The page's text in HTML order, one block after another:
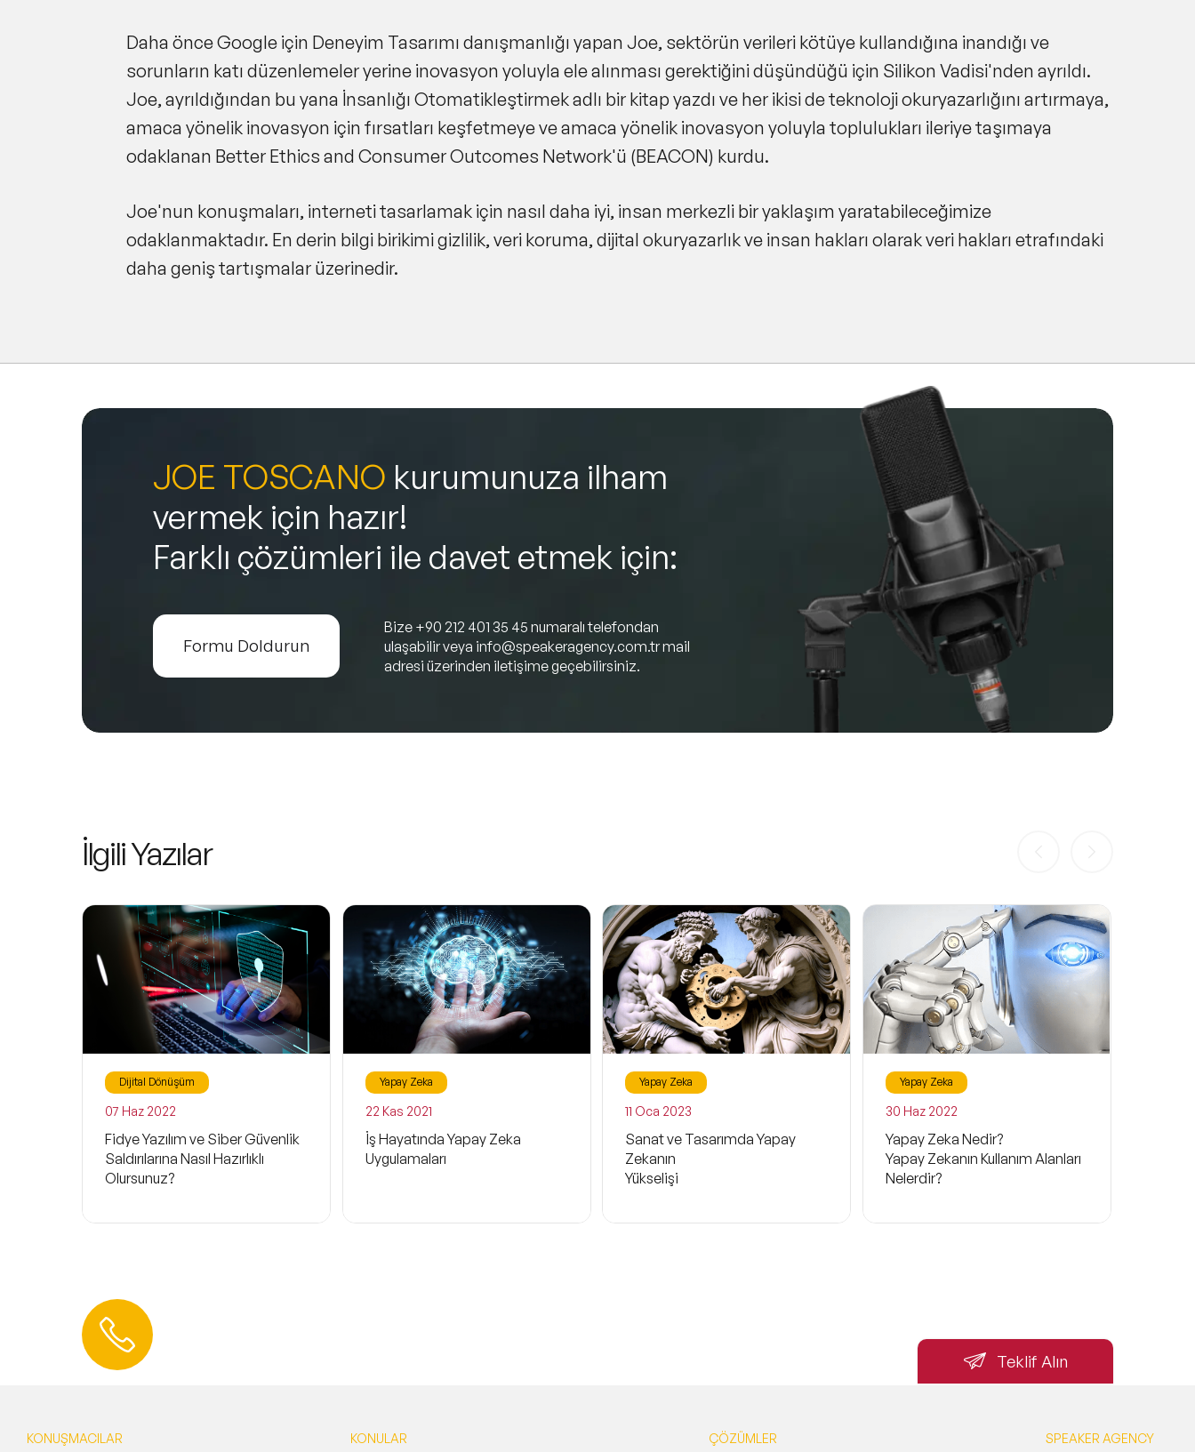
Daha önce Google için Deneyim Tasarımı danışmanlığı yapan Joe, sektörün verileri kötüye kullandığına inandığı ve
sorunların katı düzenlemeler yerine inovasyon yoluyla ele alınması gerektiğini düşündüğü için Silikon Vadisi'nden ayrıldı.
Joe, ayrıldığından bu yana İnsanlığı Otomatikleştirmek adlı bir kitap yazdı ve her ikisi de teknoloji okuryazarlığını artırmaya,
amaca yönelik inovasyon için fırsatları keşfetmeye ve amaca yönelik inovasyon yoluyla toplulukları ileriye taşımaya
odaklanan Better Ethics and Consumer Outcomes Network'ü (BEACON) kurdu.
Joe'nun konuşmaları, interneti tasarlamak için nasıl daha iyi, insan merkezli bir yaklaşım yaratabileceğimize
odaklanmaktadır. En derin bilgi birikimi gizlilik, veri koruma, dijital okuryazarlık ve insan hakları olarak veri hakları etrafındaki
daha geniş tartışmalar üzerinedir.
JOE TOSCANO kurumunuza ilham
vermek için hazır!
Farklı çözümleri ile davet etmek için:
Formu Doldurun
Bize +90 212 401 35 45 numaralı telefondan
ulaşabilir veya info@speakeragency.com.trmail
adresi üzerinden iletişime geçebilirsiniz.
İlgili Yazılar
Dijital Dönüşüm
07 Haz 2022
Fidye Yazılım ve Siber Güvenlik
Saldırılarına Nasıl Hazırlıklı
Olursunuz?
Yapay Zeka
22 Kas 2021
İş Hayatında Yapay Zeka
Uygulamaları
Yapay Zeka
11 Oca 2023
Sanat ve Tasarımda Yapay
Zekanın
Yükselişi
Yapay Zeka
30 Haz 2022
Yapay Zeka Nedir?
Yapay Zekanın Kullanım Alanları
Nelerdir?
Teklif Alın
KONUŞMACILAR KONULAR ÇÖZÜMLER SPEAKER AGENCY